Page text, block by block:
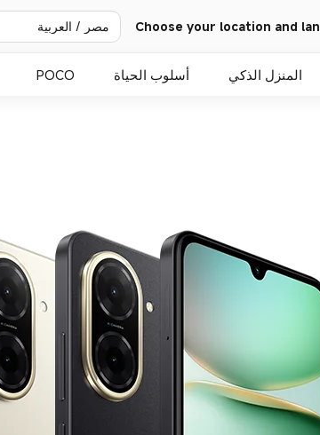
Choose your location and مصر / العربية
المنزل الذكي أسلوب الحياة POCO